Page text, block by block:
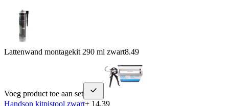
Lattenwand montagekit 290 ml zwart8.49
Voeg product toe aan set
Handson kitpistool zwart+ 14.39